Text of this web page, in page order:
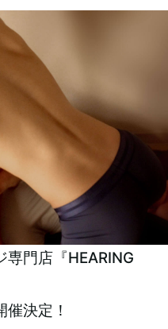
門店『HEARING
決定！